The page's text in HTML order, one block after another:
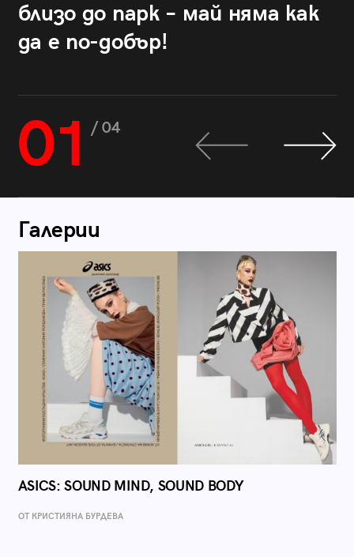
близо до парк – май няма как
да е по-добър!
01 / 04
Галерии
ASICS: SOUND MIND, SOUND BODY
ОТ КРИСТИЯНА БУРДЕВА